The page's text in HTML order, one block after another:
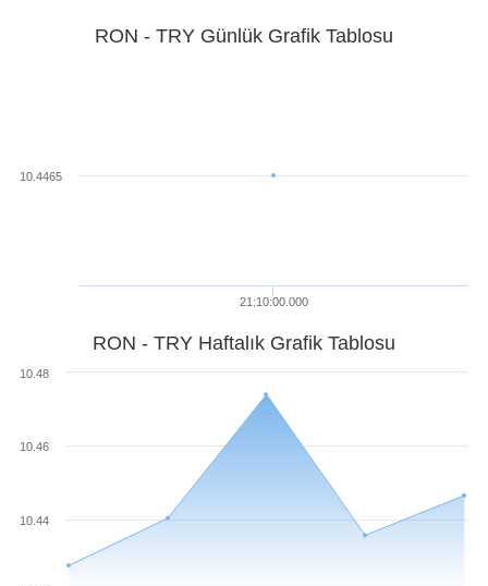
RON - TRY Günlük Grafik Tablosu
21:10:00.000
10.4465
RON - TRY Haftalık Grafik Tablosu
10.44
10.46
10.48